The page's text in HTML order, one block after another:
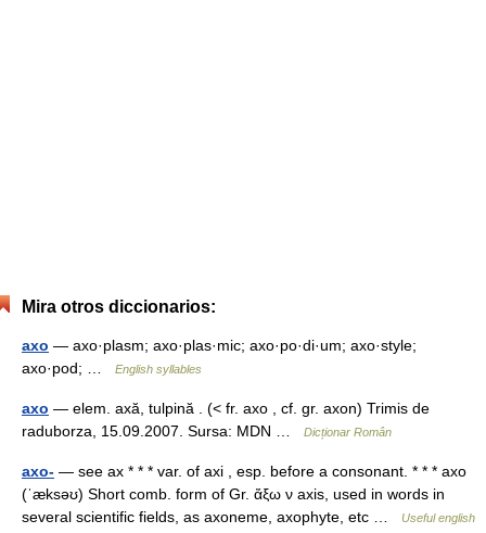
Mira otros diccionarios:
axo — axo·plasm; axo·plas·mic; axo·po·di·um; axo·style;
axo·pod; …
English syllables
axo — elem. axă, tulpină . (< fr. axo , cf. gr. axon) Trimis de
raduborza, 15.09.2007. Sursa: MDN …
Dicționar Român
axo- — see ax * * * var. of axi , esp. before a consonant. * * * axo
(ˈæksəʊ) Short comb. form of Gr. ἄξω ν axis, used in words in
several scientific fields, as axoneme, axophyte, etc …
Useful english